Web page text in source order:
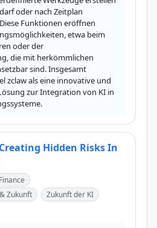
oder nach Zeitplan
Funktionen eröffnen
etwa beim
oder der
die mit herkömmlichen
sind. Insgesamt
zclaw als eine innovative und
zur Integration von KI in
Hidden Risks In
Zukunft
Zukunft der KI